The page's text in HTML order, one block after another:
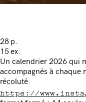
28 p.
15 ex.
Un calendrier 2026 qui
accompagnés à chaque
récoluté.
https://